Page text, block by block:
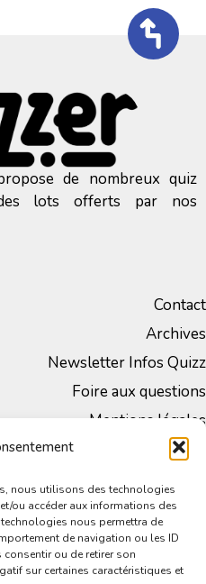
nous utilisons des technologies
ou accéder aux informations des
nous permettra de
de navigation ou les ID
consentir ou de retirer son
sur certaines caractéristiques et
de nombreux quiz
lots offerts par nos
Contact
Archives
Newsletter Infos Quizz
Foire aux questions
Mentions légales
CGV